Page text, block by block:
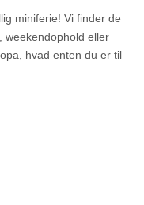
miniferie! Vi finder de
weekendophold eller
hvad enten du er til